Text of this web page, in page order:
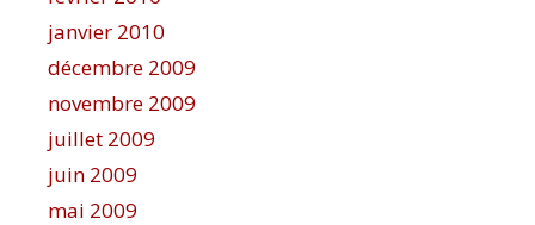
janvier 2010
décembre 2009
novembre 2009
juillet 2009
juin 2009
mai 2009